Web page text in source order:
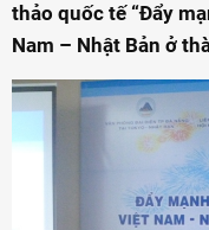
thảo quốc tế “Đẩy
Nam – Nhật Bản ở